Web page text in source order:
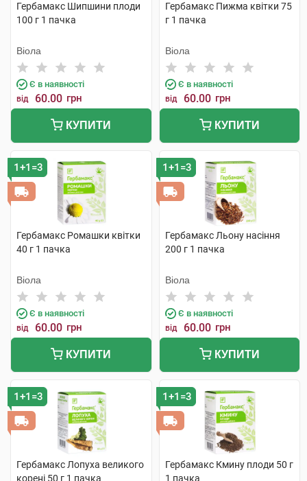
Гербамакс Шипшини плоди
100 г 1 пачка
Віола
Є в наявності
від 60.00 грн
КУПИТИ
Гербамакс Пижма квітки 75
г 1 пачка
Віола
Є в наявності
від 60.00 грн
КУПИТИ
1+1=3
Гербамакс Ромашки квітки
40 г 1 пачка
Віола
Є в наявності
від 60.00 грн
КУПИТИ
1+1=3
Гербамакс Льону насіння
200 г 1 пачка
Віола
Є в наявності
від 60.00 грн
КУПИТИ
1+1=3
Гербамакс Лопуха великого
корені 50 г 1 пачка
1+1=3
Гербамакс Кмину плоди 50 г
1 пачка